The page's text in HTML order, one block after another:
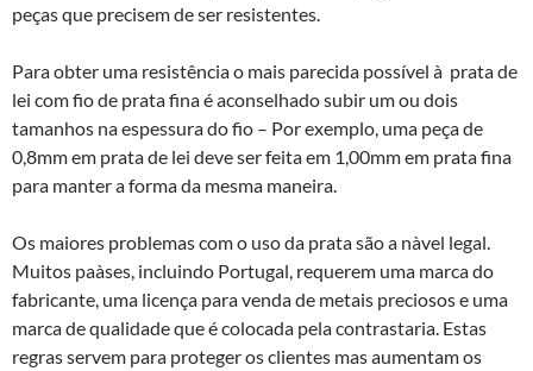
peças que precisem de ser resistentes.
Para obter uma resistência o mais parecida possível à prata de
lei com fio de prata fina é aconselhado subir um ou dois
tamanhos na espessura do fio – Por exemplo, uma peça de
0,8mm em prata de lei deve ser feita em 1,00mm em prata fina
para manter a forma da mesma maneira.
Os maiores problemas com o uso da prata são a nà­vel legal.
Muitos paà­ses, incluindo Portugal, requerem uma marca do
fabricante, uma licença para venda de metais preciosos e uma
marca de qualidade que é colocada pela contrastaria. Estas
regras servem para proteger os clientes mas aumentam os